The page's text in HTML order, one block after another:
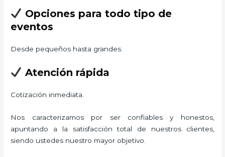
Opciones para todo tipo de
eventos
Desde pequeños hasta grandes.
Atención rápida
Cotización inmediata.
Nos caracterizamos por ser confiables y honestos,
apuntando a la satisfacción total de nuestros clientes,
siendo ustedes nuestro mayor objetivo.